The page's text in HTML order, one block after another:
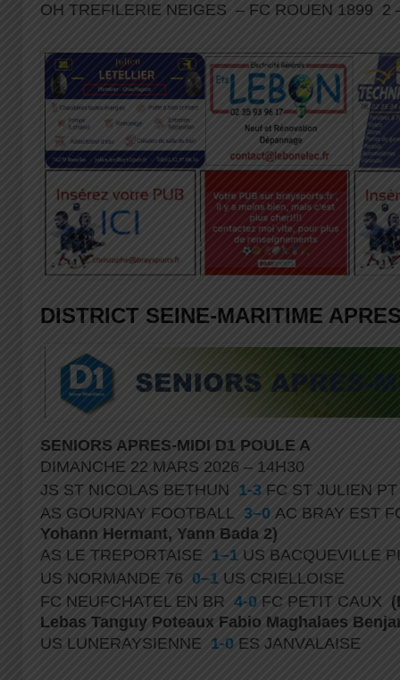
OH TREFILERIE NEIGES – FC ROUEN 1899 2
DISTRICT SEINE-MARITIME
SENIORS APRES-MIDI D1 POULE A
DIMANCHE 22 MARS 2026 – 14H30
JS ST NICOLAS BETHUN 1-3 FC ST JULIEN
AS GOURNAY FOOTBALL 3–0 AC BRAY EST
Yohann Hermant, Yann Bada 2)
AS LE TREPORTAISE 1–1 US BACQUEVILLE
US NORMANDE 76 0–1 US CRIELLOISE
FC NEUFCHATEL EN BR 4-0 FC PETIT CAUX
Lebas Tanguy Poteaux Fabio Maghalaes
US LUNERAYSIENNE 1-0 ES JANVALAISE